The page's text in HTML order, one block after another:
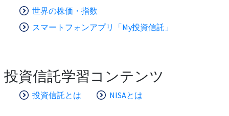
世界の株価・指数
スマートフォンアプリ「My投資信託」
投資信託学習コンテンツ
投資信託とは NISAとは